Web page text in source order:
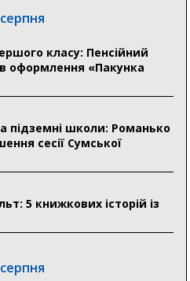
класу: Пенсійний
оформлення «Пакунка
підземні школи: Романько
сесії Сумської
5 книжкових історій із